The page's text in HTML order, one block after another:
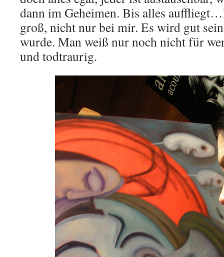
dann im Geheimen. Bis alles
groß, nicht nur bei mir. Es wird gut
wurde. Man weiß nur noch nicht für
und todtraurig.